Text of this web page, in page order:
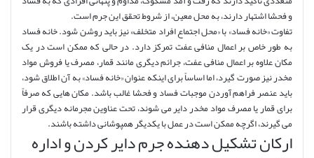
و فحشا اشتهار دارند، به محل معین، از شروط تحقق این جرم است.
تفاوت «خانه فساد» با «محل اجتماع افراد متخلف» نیز باید روشن شود. خانه فساد
به طور خاص بر اعمال منافی عفت تمرکز دارد. در حالی که ممکن است در یک
مکان علاوه بر اعمال منافی عفت، جرائم دیگری مانند قمار، مصرف یا فروش مواد
مخدر نیز صورت گیرد، اما اساساً برای اینکه عنوان «خانه فساد» به آن اطلاق شود،
باید عنصر فراهم آوردن موجبات فساد و فحشا غالب باشد. مکان هایی که صرفاً
برای قمار یا مصرف مواد مخدر دایر می شوند، تحت عناوین مجرمانه دیگری قرار
می گیرند، اگرچه ممکن است در عمل با یکدیگر همپوشانی داشته باشند.
ارکان تشکیل دهنده جرم دایر کردن و اداره